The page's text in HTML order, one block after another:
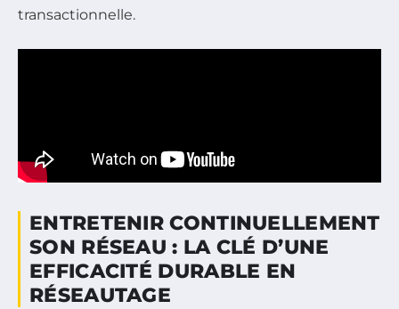
transactionnelle.
ENTRETENIR CONTINUELLEMENT
SON RÉSEAU : LA CLÉ D’UNE
EFFICACITÉ DURABLE EN
RÉSEAUTAGE